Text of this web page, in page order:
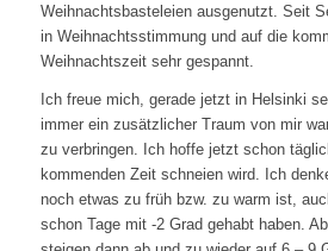
Weihnachtsbasteleien ausgenutzt. Seit
in Weihnachtsstimmung und auf die
Weihnachtszeit sehr gespannt.
Ich freue mich, gerade jetzt in Helsinki
immer ein zusätzlicher Traum von mir
zu verbringen. Ich hoffe jetzt schon
kommenden Zeit schneien wird. Ich
noch etwas zu früh bzw. zu warm ist,
schon Tage mit -2 Grad gehabt haben.